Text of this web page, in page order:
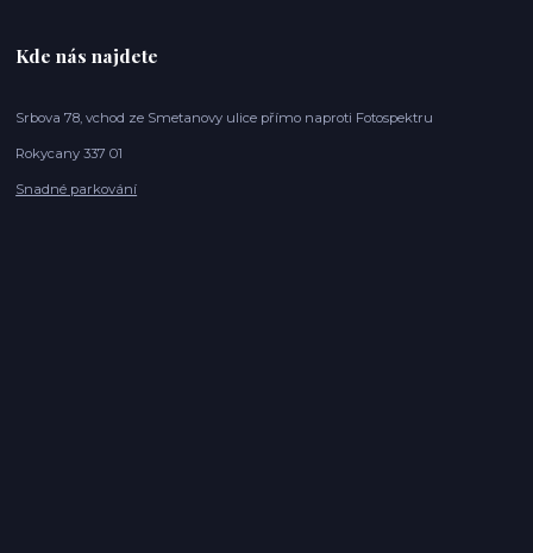
Kde nás najdete
Srbova 78, vchod ze Smetanovy ulice přímo naproti Fotospektru
Rokycany 337 01
Snadné parkování